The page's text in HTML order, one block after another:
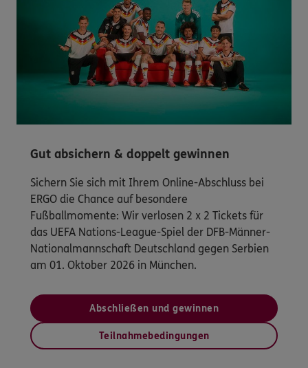
Gut absichern & doppelt gewinnen
Sichern Sie sich mit Ihrem Online-Abschluss bei
ERGO die Chance auf besondere
Fußballmomente: Wir verlosen 2 x 2 Tickets für
das UEFA Nations-League-Spiel der DFB-Männer-
Nationalmannschaft Deutschland gegen Serbien
am 01. Oktober 2026 in München.
Abschließen und gewinnen
Teilnahmebedingungen